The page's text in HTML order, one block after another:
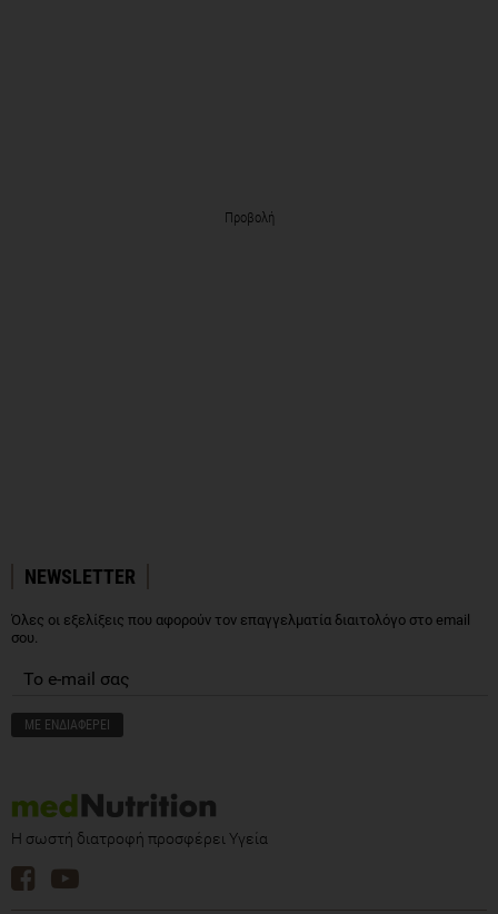
Προβολή
NEWSLETTER
Όλες οι εξελίξεις που αφορούν τον επαγγελματία διαιτολόγο στο email
σου.
Η σωστή διατροφή προσφέρει Υγεία